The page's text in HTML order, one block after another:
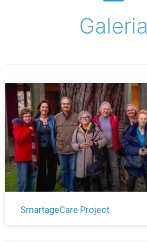
Galeria
SmartageCare Project